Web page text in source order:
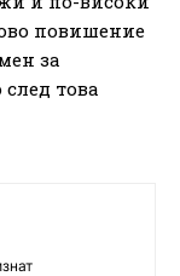
повишение
за
това